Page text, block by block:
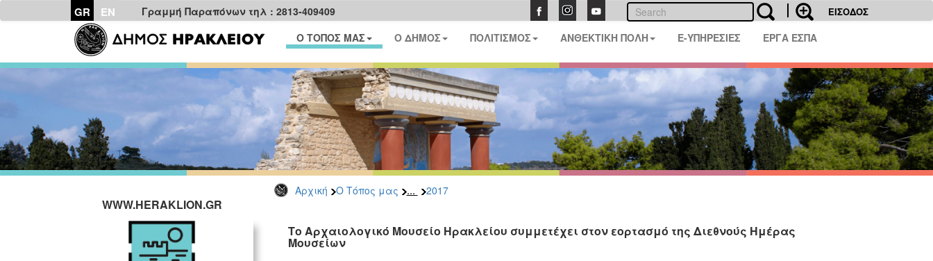
GR EN Γραμμή Παραπόνων τηλ : 2813-409409 ΕΙΣΟΔΟΣ
Ο ΤΟΠΟΣ ΜΑΣ Ο ΔΗΜΟΣ ΠΟΛΙΤΙΣΜΟΣ ΑΝΘΕΚΤΙΚΗ ΠΟΛΗ E-ΥΠΗΡΕΣΙΕΣ ΕΡΓΑ ΕΣΠΑ
Αρχική Ο Τόπος μας ... 2017
WWW.HERAKLION.GR
Το Αρχαιολογικό Μουσείο Ηρακλείου συμμετέχει στον εορτασμό της Διεθνούς Ημέρας
Μουσείων